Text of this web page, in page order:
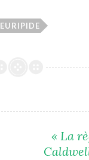
EURIPIDE
« La